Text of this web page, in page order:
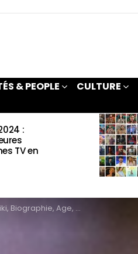
& PEOPLE CULTURE
:
TV en
Taille, Mariage, Contact & Informations